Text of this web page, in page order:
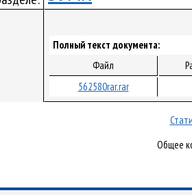
Полный текст документа:
Файл
562580rar.rar
Общее